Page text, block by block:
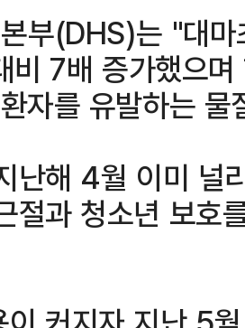
부(DHS)는 "대
7배 증가했으며
자를 유발하는 물
난해 4월 이미 널
절과 청소년 보호